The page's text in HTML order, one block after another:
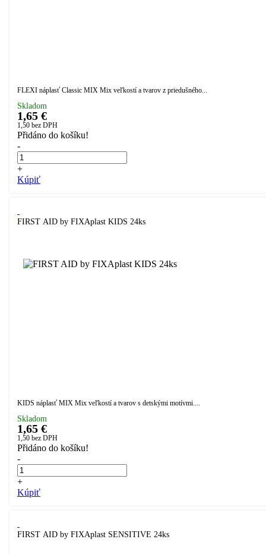
FLEXI náplasť Classic MIX Mix veľkostí a tvarov z priedušného...
Skladom
1,65 €
1,50 bez DPH
Přidáno do košíku!
-
+
Kúpiť
FIRST AID by FIXAplast KIDS 24ks
KIDS náplasť MIX Mix veľkostí a tvarov s detskými motívmi....
Skladom
1,65 €
1,50 bez DPH
Přidáno do košíku!
-
+
Kúpiť
FIRST AID by FIXAplast SENSITIVE 24ks